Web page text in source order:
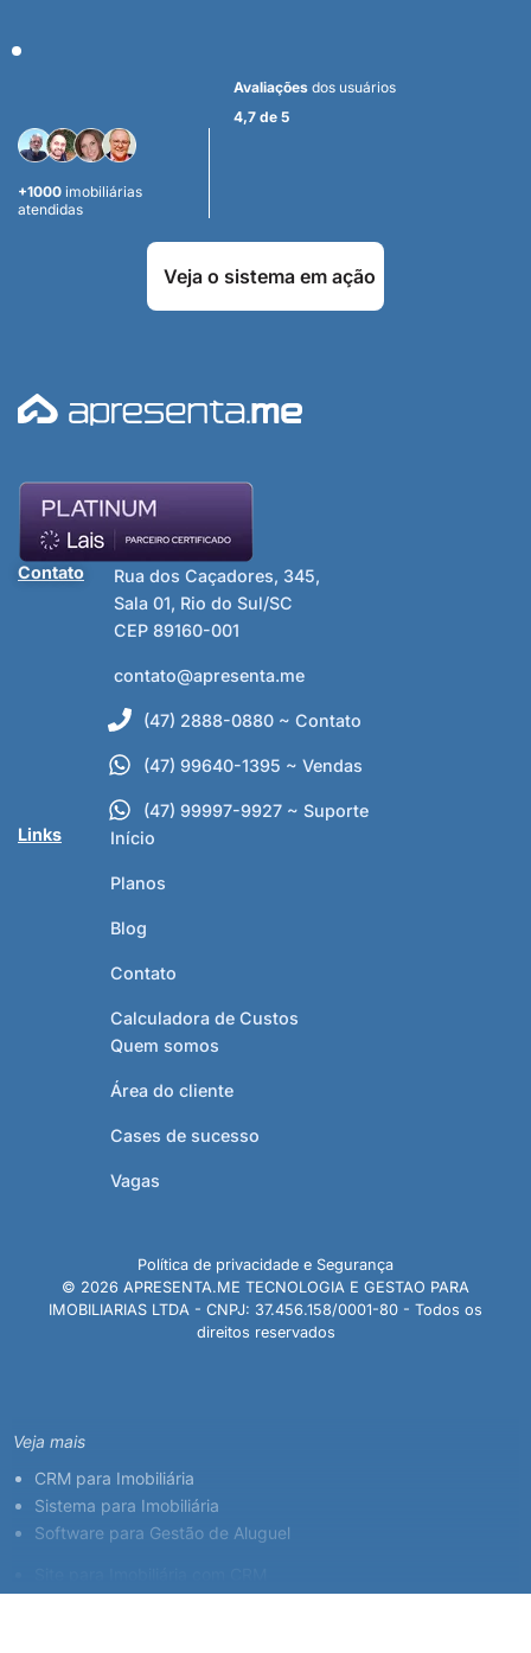
+1000 imobiliárias
atendidas
4,7 de 5
Avaliações dos usuários
Veja o sistema em ação
Contato
Rua dos Caçadores, 345,
Sala 01, Rio do Sul/SC
CEP 89160-001
contato@apresenta.me
(47) 2888-0880 ~ Contato
(47) 99640-1395 ~ Vendas
(47) 99997-9927 ~ Suporte
Links
Início
Planos
Blog
Contato
Calculadora de Custos
Quem somos
Área do cliente
Cases de sucesso
Vagas
© 2026 APRESENTA.ME TECNOLOGIA E GESTAO PARA
IMOBILIARIAS LTDA - CNPJ: 37.456.158/0001-80 - Todos os
direitos reservados
Política de privacidade e Segurança
Veja mais
CRM para Imobiliária
Sistema para Imobiliária
Software para Gestão de Aluguel